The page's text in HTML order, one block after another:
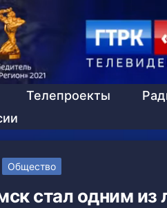
Телепроекты
Общество
стал одним из